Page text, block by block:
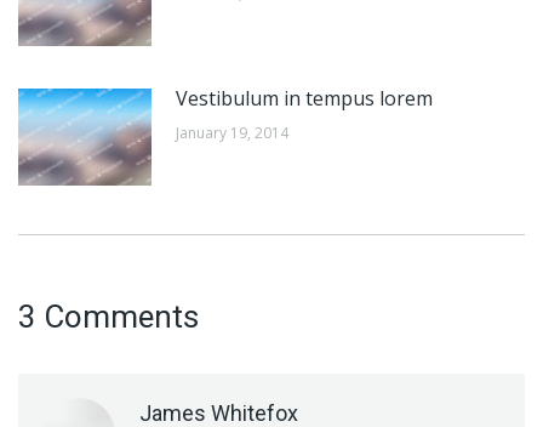
Vestibulum in tempus lorem
January 19, 2014
3 Comments
James Whitefox